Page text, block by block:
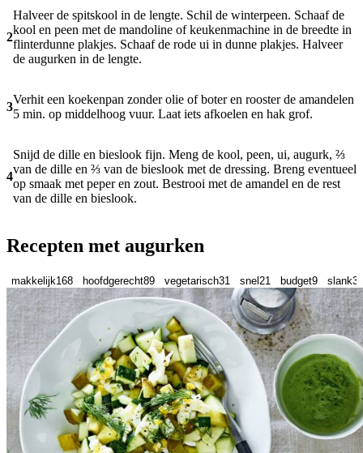
2
Halveer de spitskool in de lengte. Schil de winterpeen. Schaaf de
kool en peen met de mandoline of keukenmachine in de breedte in
flinterdunne plakjes. Schaaf de rode ui in dunne plakjes. Halveer
de augurken in de lengte.
3
Verhit een koekenpan zonder olie of boter en rooster de amandelen
5 min. op middelhoog vuur. Laat iets afkoelen en hak grof.
4
Snijd de dille en bieslook fijn. Meng de kool, peen, ui, augurk, ⅔
van de dille en ⅔ van de bieslook met de dressing. Breng eventueel
op smaak met peper en zout. Bestrooi met de amandel en de rest
van de dille en bieslook.
Recepten met augurken
makkelijk168 hoofdgerecht89 vegetarisch31 snel 21 budget9 slank3